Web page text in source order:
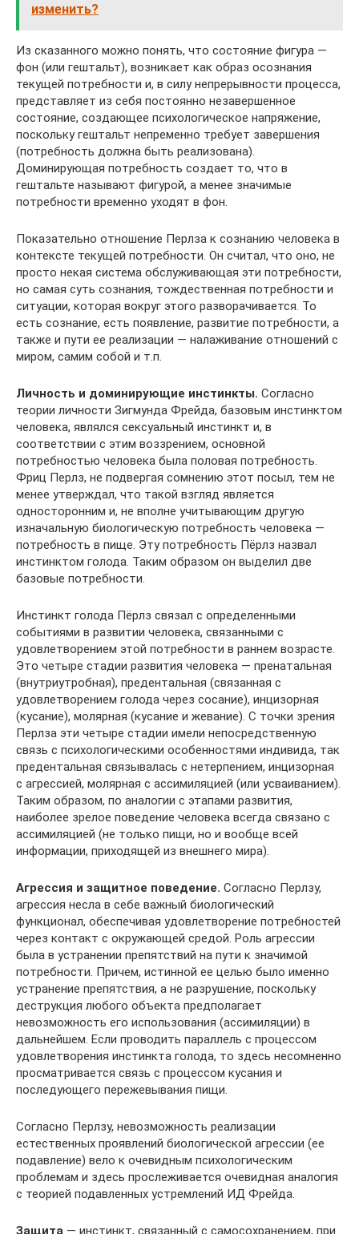
изменить?
Из сказанного можно понять, что состояние фигура —
фон (или гештальт), возникает как образ осознания
текущей потребности и, в силу непрерывности процесса,
представляет из себя постоянно незавершенное
состояние, создающее психологическое напряжение,
поскольку гештальт непременно требует завершения
(потребность должна быть реализована).
Доминирующая потребность создает то, что в
гештальте называют фигурой, а менее значимые
потребности временно уходят в фон.
Показательно отношение Перлза к сознанию человека в
контексте текущей потребности. Он считал, что оно, не
просто некая система обслуживающая эти потребности,
но самая суть сознания, тождественная потребности и
ситуации, которая вокруг этого разворачивается. То
есть сознание, есть появление, развитие потребности, а
также и пути ее реализации — налаживание отношений с
миром, самим собой и т.п.
Личность и доминирующие инстинкты. Согласно
теории личности Зигмунда Фрейда, базовым инстинктом
человека, являлся сексуальный инстинкт и, в
соответствии с этим воззрением, основной
потребностью человека была половая потребность.
Фриц Перлз, не подвергая сомнению этот посыл, тем не
менее утверждал, что такой взгляд является
односторонним и, не вполне учитывающим другую
изначальную биологическую потребность человека —
потребность в пище. Эту потребность Пёрлз назвал
инстинктом голода. Таким образом он выделил две
базовые потребности.
Инстинкт голода Пёрлз связал с определенными
событиями в развитии человека, связанными с
удовлетворением этой потребности в раннем возрасте.
Это четыре стадии развития человека — пренатальная
(внутриутробная), предентальная (связанная с
удовлетворением голода через сосание), инцизорная
(кусание), молярная (кусание и жевание). С точки зрения
Перлза эти четыре стадии имели непосредственную
связь с психологическими особенностями индивида, так
предентальная связывалась с нетерпением, инцизорная
с агрессией, молярная с ассимиляцией (или усваиванием).
Таким образом, по аналогии с этапами развития,
наиболее зрелое поведение человека всегда связано с
ассимиляцией (не только пищи, но и вообще всей
информации, приходящей из внешнего мира).
Агрессия и защитное поведение. Согласно Перлзу,
агрессия несла в себе важный биологический
функционал, обеспечивая удовлетворение потребностей
через контакт с окружающей средой. Роль агрессии
была в устранении препятствий на пути к значимой
потребности. Причем, истинной ее целью было именно
устранение препятствия, а не разрушение, поскольку
деструкция любого объекта предполагает
невозможность его использования (ассимиляции) в
дальнейшем. Если проводить параллель с процессом
удовлетворения инстинкта голода, то здесь несомненно
просматривается связь с процессом кусания и
последующего пережевывания пищи.
Согласно Перлзу, невозможность реализации
естественных проявлений биологической агрессии (ее
подавление) вело к очевидным психологическим
проблемам и здесь прослеживается очевидная аналогия
с теорией подавленных устремлений ИД Фрейда.
Защита — инстинкт, связанный с самосохранением, при